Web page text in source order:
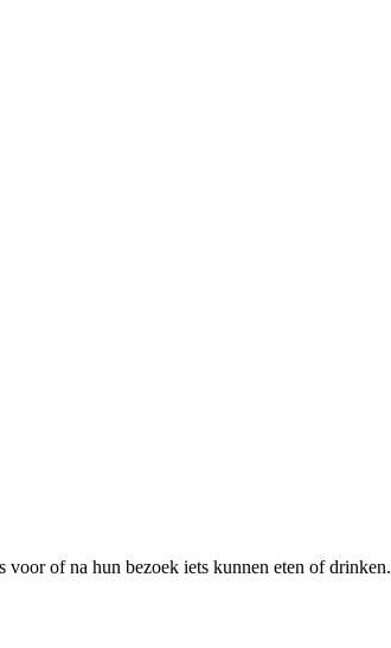
voor of na hun bezoek iets kunnen eten of drinken.